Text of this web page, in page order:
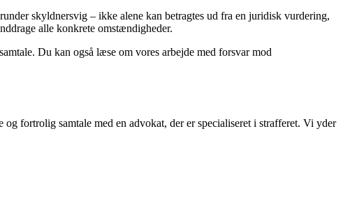
skyldnersvig – ikke alene kan betragtes ud fra en juridisk vurdering,
alle konkrete omstændigheder.
Du kan også læse om vores arbejde med forsvar mod
fortrolig samtale med en advokat, der er specialiseret i strafferet. Vi yder